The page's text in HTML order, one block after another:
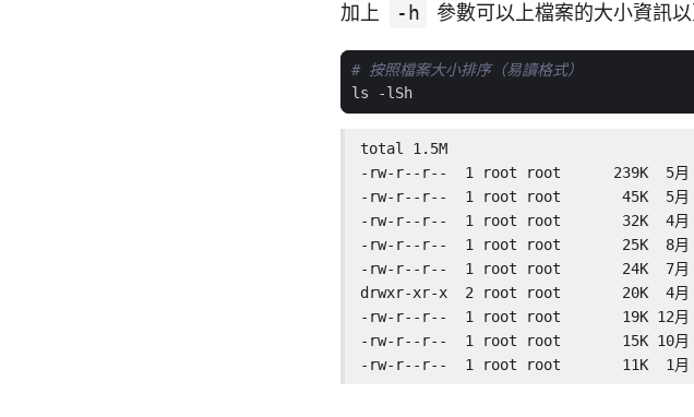
加上 -h 參數可以上檔案的大小資訊
# 按照檔案大小排序（易讀格式）
total 1.5M
-rw-r--r--  1 root root      239K  5月
-rw-r--r--  1 root root       45K  5月
-rw-r--r--  1 root root       32K  4月
-rw-r--r--  1 root root       25K  8月
-rw-r--r--  1 root root       24K  7月
drwxr-xr-x  2 root root       20K  4月
-rw-r--r--  1 root root       19K 12月
-rw-r--r--  1 root root       15K 10月
-rw-r--r--  1 root root       11K  1月